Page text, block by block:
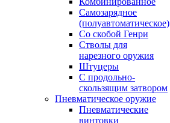
Самозарядное
(полуавтоматическое)
Со скобой Генри
Стволы для
нарезного оружия
Штуцеры
С продольно-
скользящим затвором
Пневматическое оружие
Пневматические
винтовки